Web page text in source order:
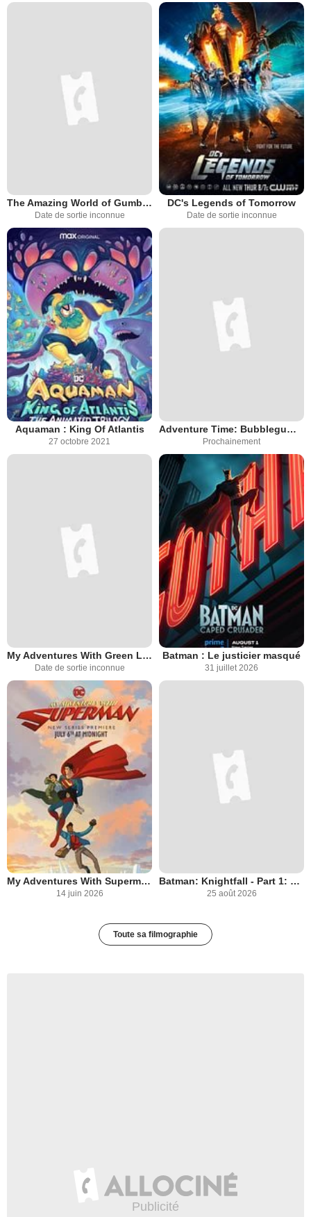
The Amazing World of Gumball: The Series
Date de sortie inconnue
DC's Legends of Tomorrow
Date de sortie inconnue
Aquaman : King Of Atlantis
27 octobre 2021
Adventure Time: Bubblegum & Marceline
Prochainement
My Adventures With Green Lantern
Date de sortie inconnue
Batman : Le justicier masqué
31 juillet 2026
My Adventures With Superman
14 juin 2026
Batman: Knightfall - Part 1: Knightfall
25 août 2026
Toute sa filmographie